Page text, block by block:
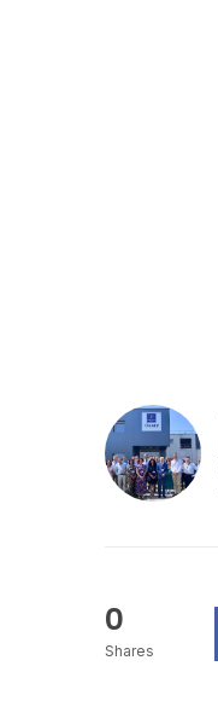
0
Shares